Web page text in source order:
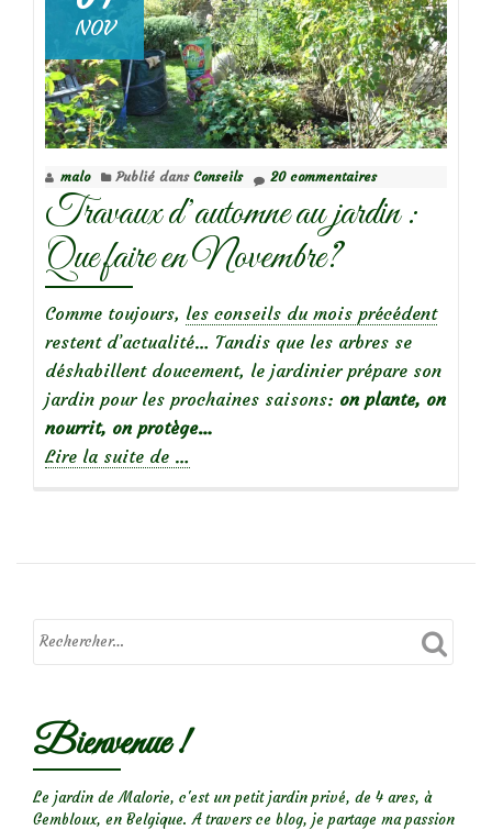
NOV
malo Publié dans Conseils 20 commentaires
Travaux d’automne au jardin :
Que faire en Novembre?
Comme toujours, les conseils du mois précédent
restent d’actualité… Tandis que les arbres se
déshabillent doucement, le jardinier prépare son
jardin pour les prochaines saisons: on plante, on
nourrit, on protège…
Lire la suite de
au
:
Novembre?
…
Bienvenue !
Le jardin de Malorie, c'est un petit jardin privé, de 4 ares, à
Gembloux, en Belgique. A travers ce blog, je partage ma passion